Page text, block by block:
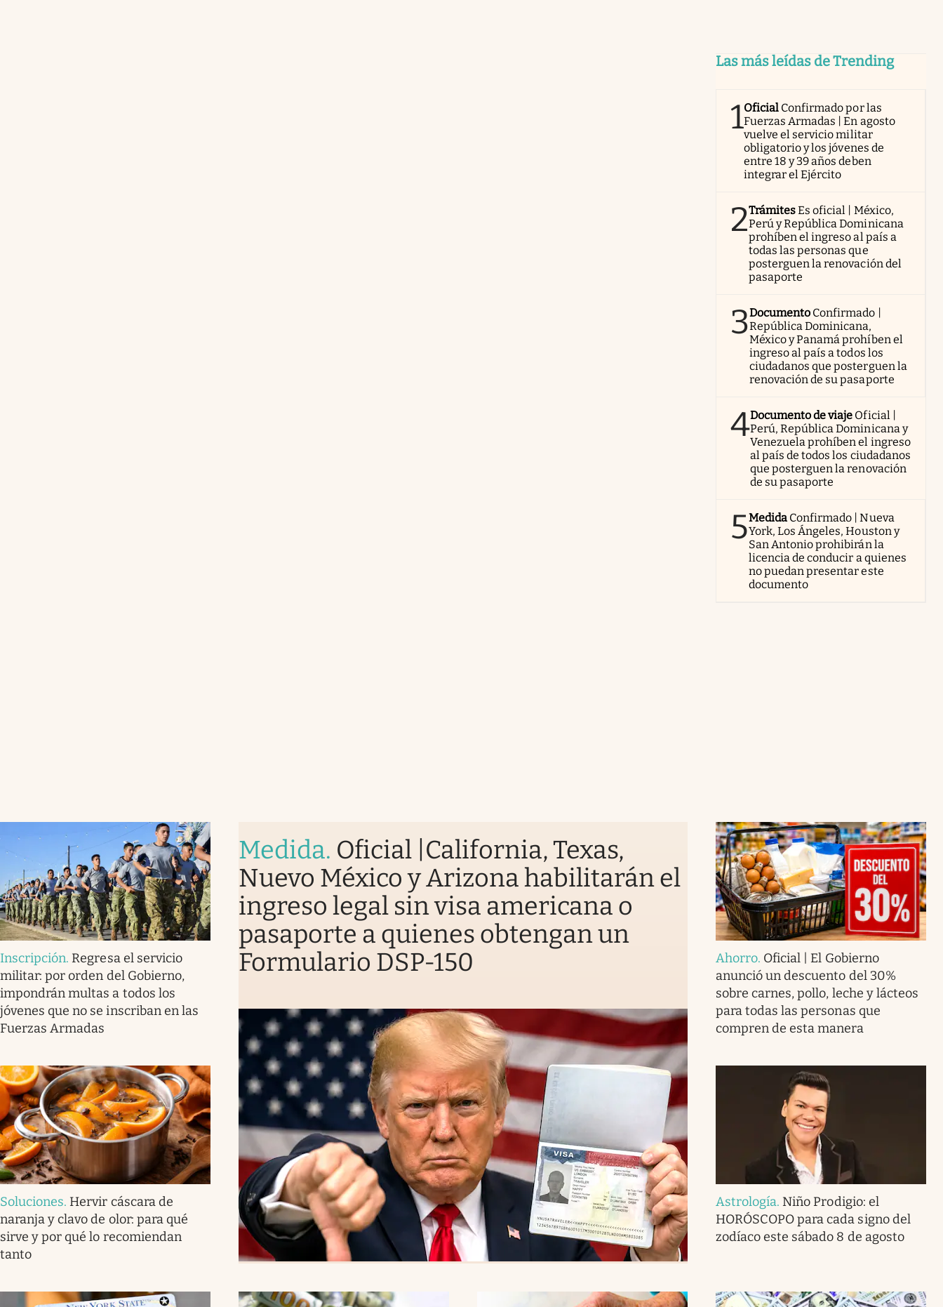
Las más leídas de Trending
1Oficial Confirmado por las
Fuerzas Armadas | En agosto
vuelve el servicio militar
obligatorio y los jóvenes de
entre 18 y 39 años deben
integrar el Ejército
2TrámitesEs oficial | México,
Perú y República Dominicana
prohíben el ingreso al país a
todas las personas que
posterguen la renovación del
pasaporte
3Documento Confirmado |
República Dominicana,
México y Panamá prohíben el
ingreso al país a todos los
ciudadanos que posterguen la
renovación de su pasaporte
4Documento de viaje Oficial |
Perú, República Dominicana y
Venezuela prohíben el ingreso
al país de todos los ciudadanos
que posterguen la renovación
de su pasaporte
5Medida Confirmado | Nueva
York, Los Ángeles, Houston y
San Antonio prohibirán la
licencia de conducir a quienes
no puedan presentar este
documento
Inscripción. Regresa el servicio
militar: por orden del Gobierno,
impondrán multas a todos los
jóvenes que no se inscriban en las
Fuerzas Armadas
Medida. Oficial |California, Texas,
Nuevo México y Arizona habilitarán el
ingreso legal sin visa americana o
pasaporte a quienes obtengan un
Formulario DSP-150
Ahorro. Oficial | El Gobierno
anunció un descuento del 30%
sobre carnes, pollo, leche y lácteos
para todas las personas que
compren de esta manera
Soluciones. Hervir cáscara de
naranja y clavo de olor: para qué
sirve y por qué lo recomiendan
tanto
Astrología. Niño Prodigio: el
HORÓSCOPO para cada signo del
zodíaco este sábado 8 de agosto